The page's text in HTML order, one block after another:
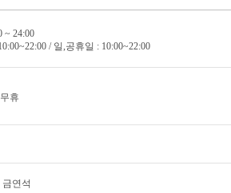
~ 24:00
/ 일,공휴일 : 10:00~22:00
휴
금연석